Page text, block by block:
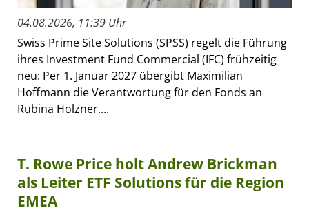
04.08.2026, 11:39 Uhr
Swiss Prime Site Solutions (SPSS) regelt die Führung
ihres Investment Fund Commercial (IFC) frühzeitig
neu: Per 1. Januar 2027 übergibt Maximilian
Hoffmann die Verantwortung für den Fonds an
Rubina Holzner....
T. Rowe Price holt Andrew Brickman
als Leiter ETF Solutions für die Region
EMEA